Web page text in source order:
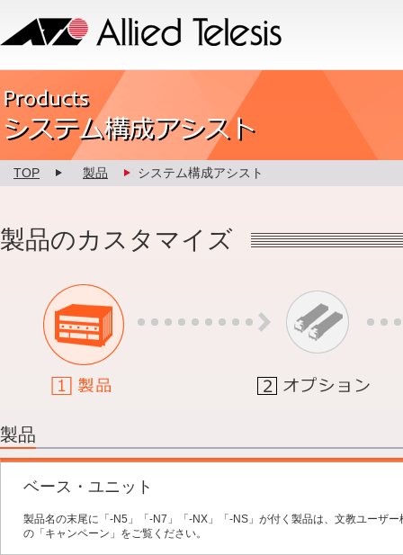
Product カスタマイズ
TOP 製品 システム構成アシスト
製品のカスタマイズ
3.保守サービス
4.内容の確認
製品
ベース・ユニット
製品名の末尾に「-N5」「-N7」「-NX」「-NS」が付く製品は、文教ユーザ
の「キャンペーン」をご覧ください。